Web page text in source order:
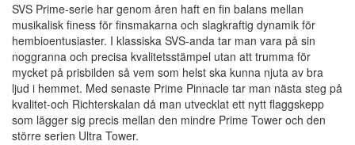
SVS Prime-serie har genom åren haft en fin balans mellan
musikalisk finess för finsmakarna och slagkraftig dynamik för
hembioentusiaster. I klassiska SVS-anda tar man vara på sin
noggranna och precisa kvalitetsstämpel utan att trumma för
mycket på prisbilden så vem som helst ska kunna njuta av bra
ljud i hemmet. Med senaste Prime Pinnacle tar man nästa steg på
kvalitet-och Richterskalan då man utvecklat ett nytt flaggskepp
som lägger sig precis mellan den mindre Prime Tower och den
större serien Ultra Tower.